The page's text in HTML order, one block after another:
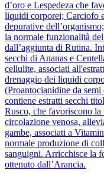
d’oro e Lespedeza che
liquidi corporei; Carciofo
depurative
la normale funzionalità
dall’aggiunta di Rutina.
secchi di Ananas e
cellulite, associati
drenaggio dei liquidi
(Proantocianidine da
contiene estratti secchi
Rusco, che favoriscono
circolazione venosa,
gambe, associati a
normale produzione di
sanguigni. Arricchisce la
ottenuto dall’Arancia.